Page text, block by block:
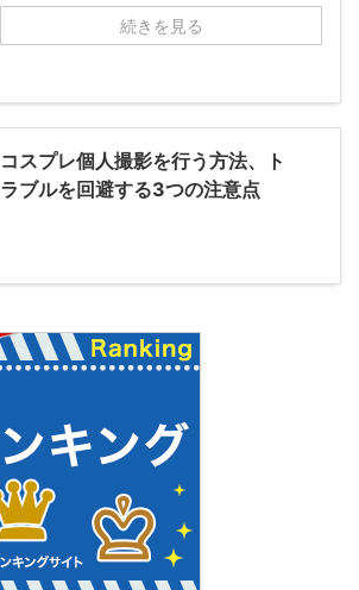
続きを見る
コスプレ個人撮影を行う方法、ト
ラブルを回避する3つの注意点